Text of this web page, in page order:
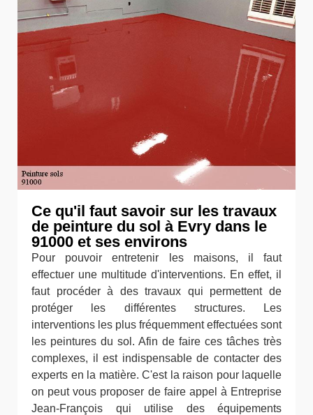
Ce qu'il faut savoir sur les travaux
de peinture du sol à Evry dans le
91000 et ses environs
Pour pouvoir entretenir les maisons, il faut
effectuer une multitude d'interventions. En effet, il
faut procéder à des travaux qui permettent de
protéger les différentes structures. Les
interventions les plus fréquemment effectuées sont
les peintures du sol. Afin de faire ces tâches très
complexes, il est indispensable de contacter des
experts en la matière. C'est la raison pour laquelle
on peut vous proposer de faire appel à Entreprise
Jean-François qui utilise des équipements